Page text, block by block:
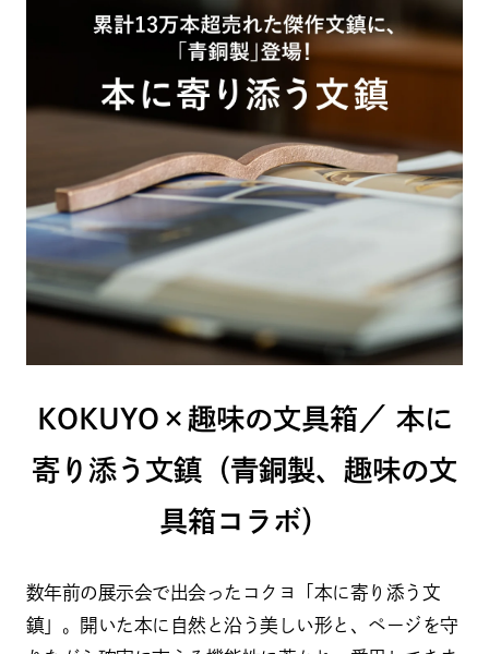
KOKUYO×趣味の文具箱／ 本に
寄り添う文鎮（青銅製、趣味の文
具箱コラボ）
数年前の展示会で出会ったコクヨ「本に寄り添う文
鎮」。開いた本に自然と沿う美しい形と、ページを守